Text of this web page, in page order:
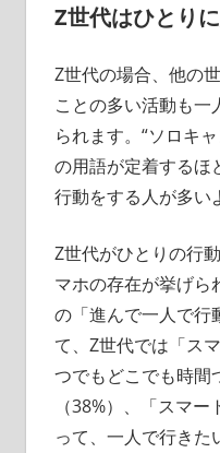
Z世代はひとり
Z世代の場合、他の
ことの多い活動も一
られます。“ソロキ
の用語が定着するほ
行動をする人が多い
Z世代がひとりの行
マホの存在が挙げら
の「進んで一人で行
て、Z世代では「ス
つでもどこでも時間
（38%）、「スマ
って、一人で行きた